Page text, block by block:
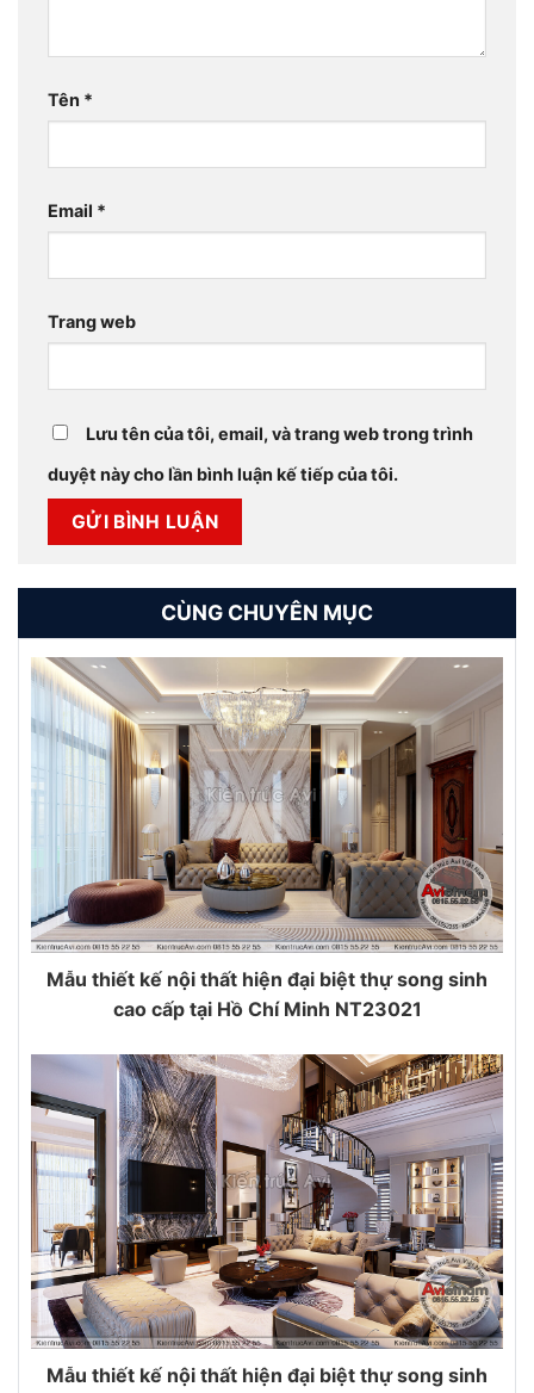
Tên *
Email *
Trang web
Lưu tên của tôi, email, và trang web trong trình
duyệt này cho lần bình luận kế tiếp của tôi.
CÙNG CHUYÊN MỤC
Mẫu thiết kế nội thất hiện đại biệt thự song sinh
cao cấp tại Hồ Chí Minh NT23021
Mẫu thiết kế nội thất hiện đại biệt thự song sinh